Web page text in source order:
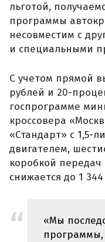
льготой,
программы
несовместим с
и специальными
С учетом прямой
рублей и 20-
госпрограмме
кроссовера
«Стандарт» с 1,5-
двигателем,
коробкой передач
снижается до 1
«Мы